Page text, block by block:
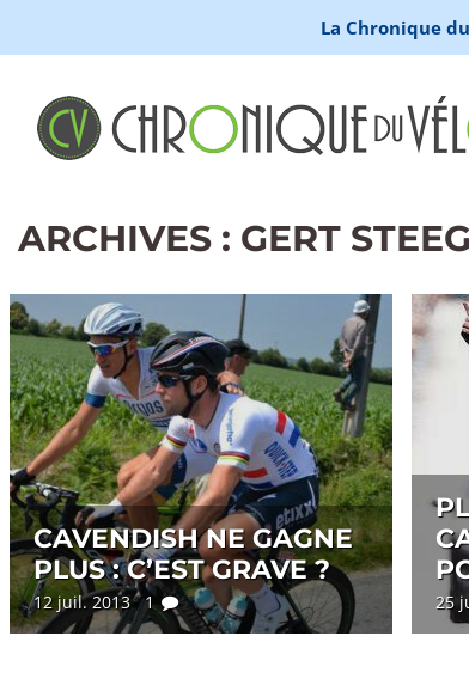
La Chronique
ARCHIVES : GERT
CAVENDISH NE GAGNE
PLUS : C’EST GRAVE ?
12 juil. 2013 1 25